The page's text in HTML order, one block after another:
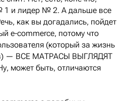
1 и лидер № 2. А дальше все
как вы догадались, пойдет
e-commerce, потому что
(который за жизнь
— ВСЕ МАТРАСЫ ВЫГЛЯДЯТ
может быть, отличаются